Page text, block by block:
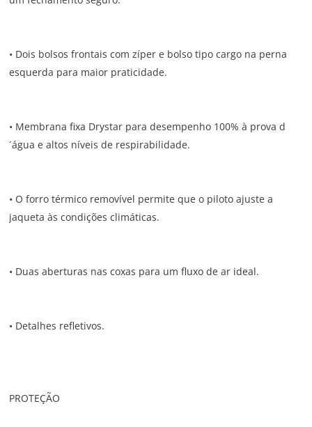
• Dois bolsos frontais com zíper e bolso tipo cargo na perna
esquerda para maior praticidade.
• Membrana fixa Drystar para desempenho 100% à prova d
´água e altos níveis de respirabilidade.
• O forro térmico removível permite que o piloto ajuste a
jaqueta às condições climáticas.
• Duas aberturas nas coxas para um fluxo de ar ideal.
• Detalhes refletivos.
PROTEÇÃO